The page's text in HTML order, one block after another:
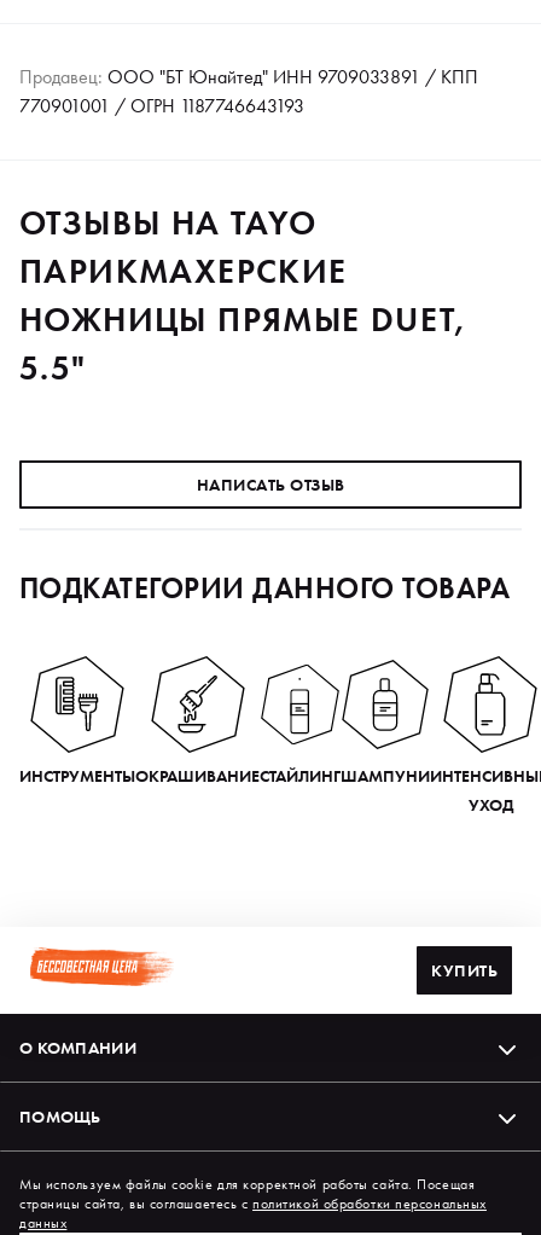
Продавец: ООО "БТ Юнайтед" ИНН 9709033891 / КПП
770901001 / ОГРН 1187746643193
ОТЗЫВЫ НА TAYO
ПАРИКМАХЕРСКИЕ
НОЖНИЦЫ ПРЯМЫЕ DUET,
5.5"
НАПИСАТЬ ОТЗЫВ
ПОДКАТЕГОРИИ ДАННОГО ТОВАРА
ИНСТРУМЕНТЫОКРАШИВАНИЕСТАЙЛИНГШАМПУНИ
УХОД
КУПИТЬ
О КОМПАНИИ
ПОМОЩЬ
Подпишись на нас в соцсетях
Мы используем файлы cookie для корректной работы сайта. Посещая
страницы сайта, вы соглашаетесь сполитикой обработки персональных
данных